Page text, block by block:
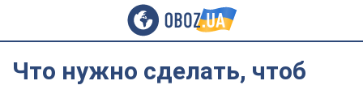
Что нужно сделать, чтоб